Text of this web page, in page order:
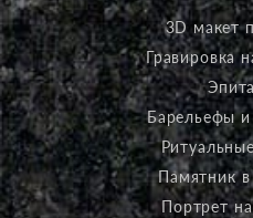
3D макет
Гравировка
Барельефы и
Памятник в
Портрет